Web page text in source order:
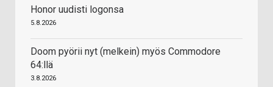
Honor uudisti logonsa
5.8.2026
Doom pyörii nyt (melkein) myös Commodore
64:llä
3.8.2026